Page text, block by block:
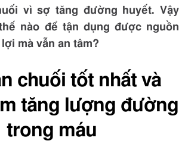
vì sợ tăng đường huyết. Vậy
nào để tận dụng được nguồn
mà vẫn an tâm?
chuối tốt nhất và
tăng lượng đường
trong máu